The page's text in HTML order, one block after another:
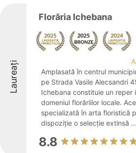
Laureați
Florăria Ichebana
Amplasată în centrul
pe Strada Vasile Alecsandri
Ichebana constituie un reper
domeniul florăriilor locale.
specializată în arta floristică
dispoziție o selecție extinsă ...
8.8